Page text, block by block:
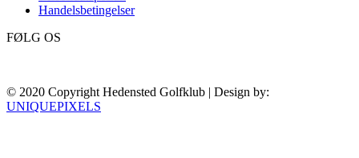
Handelsbetingelser
FØLG OS
© 2020 Copyright Hedensted Golfklub | Design by:
UNIQUEPIXELS